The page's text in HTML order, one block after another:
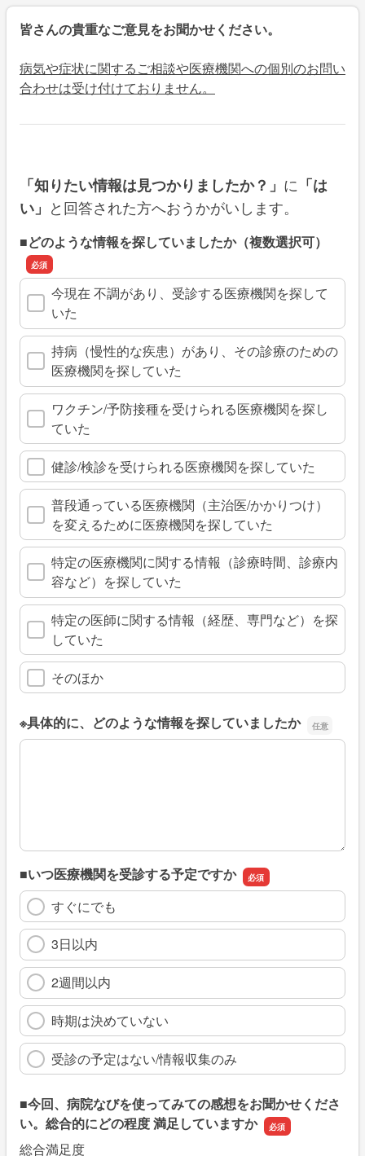
皆さんの貴重なご意見をお聞かせください。
病気や症状に関するご相談や医療機関への個別のお問い
合わせは受け付けておりません。
「知りたい情報は見つかりましたか？」 に 「は
い」 と回答された方へおうかがいします。
■どのような情報を探していましたか（複数選択可）
今現在 不調があり、受診する医療機関を探して
いた
持病（慢性的な疾患）があり、その診療のための
医療機関を探していた
ワクチン/予防接種を受けられる医療機関を探し
ていた
健診/検診を受けられる医療機関を探していた
普段通っている医療機関（主治医/かかりつけ）
を変えるために医療機関を探していた
特定の医療機関に関する情報（診療時間、診療内
容など）を探していた
特定の医師に関する情報（経歴、専門など）を探
していた
そのほか
※具体的に、どのような情報を探していましたか
※具体的に、どのような情報を探していましたか
■いつ医療機関を受診する予定ですか
すぐにでも
3日以内
2週間以内
時期は決めていない
受診の予定はない/情報収集のみ
■今回、病院なびを使ってみての感想をお聞かせくださ
い。総合的にどの程度 満足していますか
総合満足度